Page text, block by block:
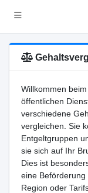
Willkommen
öffentlichen
verschiedene
vergleichen. Sie
Entgeltgruppen
sie sich auf Ihr
Dies ist
eine
Region oder